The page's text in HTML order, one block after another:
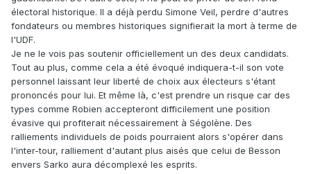
électoral historique. Il a déjà perdu Simone Veil, perdre d'autres
fondateurs ou membres historiques signifierait la mort à terme de
l'UDF.
Je ne le vois pas soutenir officiellement un des deux candidats.
Tout au plus, comme cela a été évoqué indiquera-t-il son vote
personnel laissant leur liberté de choix aux électeurs s'étant
prononcés pour lui. Et même là, c'est prendre un risque car des
types comme Robien accepteront difficilement une position
évasive qui profiterait nécessairement à Ségolène. Des
ralliements individuels de poids pourraient alors s'opérer dans
l'inter-tour, ralliement d'autant plus aisés que celui de Besson
envers Sarko aura décomplexé les esprits.